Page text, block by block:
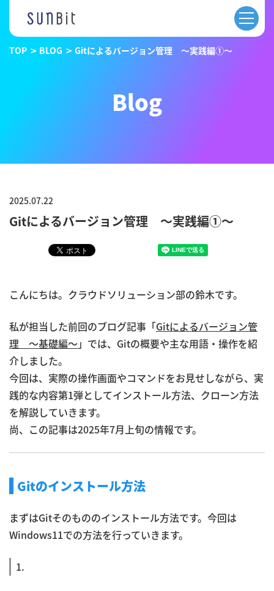
Blog
2025.07.22
Gitによるバージョン管理 ～実践編①～
こんにちは。クラウドソリューション部の鈴木です。
私が担当した前回のブログ記事「Gitによるバージョン管
理 ～基礎編～」では、Gitの概要や主な用語・操作を紹
介しました。
今回は、実際の操作画面やコマンドをお見せしながら、実
践的な内容第1弾としてインストール方法、クローン方法
を解説していきます。
尚、この記事は2025年7月上旬の情報です。
Gitのインストール方法
まずはGitそのもののインストール方法です。今回は
Windows11での方法を行っていきます。
1.
TOP BLOG Gitによるバージョン管理 ～実践編①～